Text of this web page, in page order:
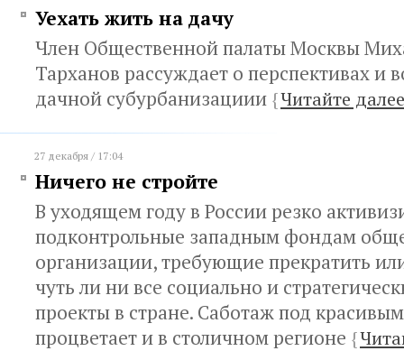
Уехать жить на дачу
Член Общественной палаты Москвы
Тарханов рассуждает о перспективах и
дачной субурбанизациии {Читайте далее
27 декабря / 17:04
Ничего не стройте
В уходящем году в России резко
подконтрольные западным фондам
организации, требующие прекратить
чуть ли ни все социально и
проекты в стране. Саботаж под
процветает и в столичном регионе {